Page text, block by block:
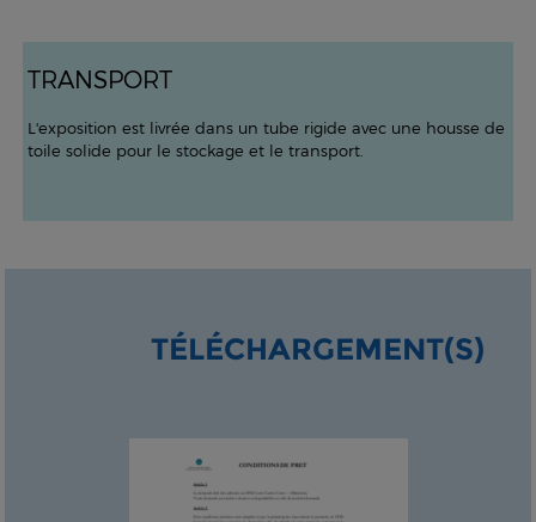
TRANSPORT
L'exposition est livrée dans un tube rigide avec une housse de
toile solide pour le stockage et le transport.
TÉLÉCHARGEMENT(S)